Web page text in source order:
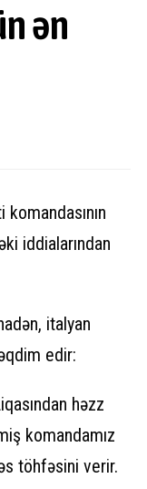
ən
iddialarından
italyan
edir:
həzz
komandamız
töhfəsini verir.